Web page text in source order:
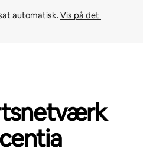
automatisk. Vis på det